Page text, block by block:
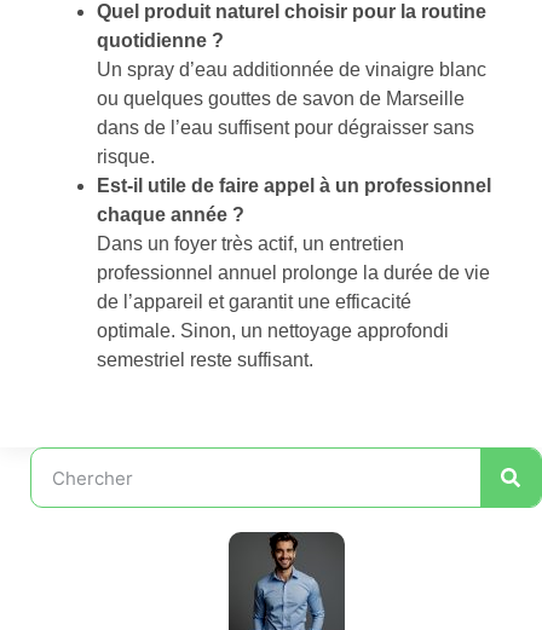
Quel produit naturel choisir pour la routine
quotidienne ?
Un spray d’eau additionnée de vinaigre blanc
ou quelques gouttes de savon de Marseille
dans de l’eau suffisent pour dégraisser sans
risque.
Est-il utile de faire appel à un professionnel
chaque année ?
Dans un foyer très actif, un entretien
professionnel annuel prolonge la durée de vie
de l’appareil et garantit une efficacité
optimale. Sinon, un nettoyage approfondi
semestriel reste suffisant.